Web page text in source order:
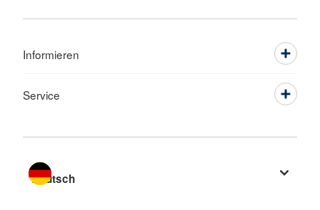
Informieren
Service
Sprache wechseln zu